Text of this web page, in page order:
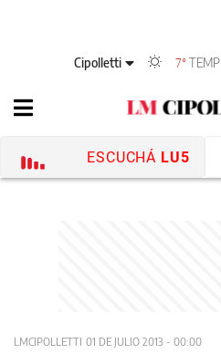
Cipolletti 7°TEMP
ESCUCHÁ LU5
LMCIPOLLETTI 01 DE JULIO 2013 - 00:00